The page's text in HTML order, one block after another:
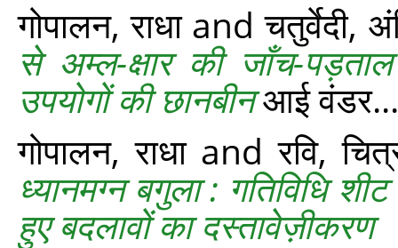
गोपालन, राधाandचतुर्वेदी,
से अम्‍ल-क्षार की जाँच-
उपयोगों की छानबीनआई
गोपालन, राधाandरवि,
ध्यानमग्न बगुला : गतिविधि
हुए बदलावों का दस्‍तावेज़ीकरण